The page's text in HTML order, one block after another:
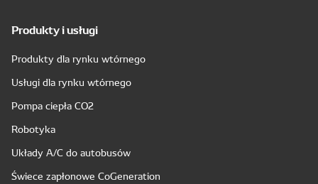
Produkty i usługi
Produkty dla rynku wtórnego
Usługi dla rynku wtórnego
Pompa ciepła CO2
Robotyka
Układy A/C do autobusów
Świece zapłonowe CoGeneration